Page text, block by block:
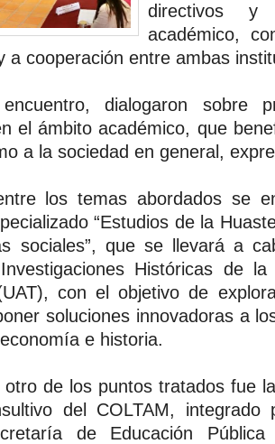
directivos y
académico,
a cooperación entre ambas
dialogaron sobre
el ámbito académico, que
a la sociedad en general,
los temas abordados se
“Estudios de la
sociales”, que se llevará a
Históricas de la
con el objetivo de
soluciones innovadoras a
e historia.
otro de los puntos tratados fue
del COLTAM,
de Educación